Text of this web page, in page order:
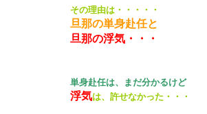
その理由は・・・・・
旦那の単身赴任と
旦那の浮気・・・
単身赴任は、まだ分かるけど
浮気は、許せなかった・・・